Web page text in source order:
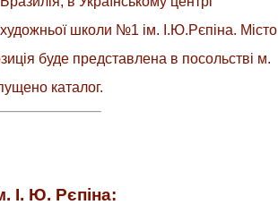
художньої школи №1 ім. І.Ю.Рєпіна. Місто
буде представлена в посольстві м.
каталог.
І. Ю. Рєпіна: